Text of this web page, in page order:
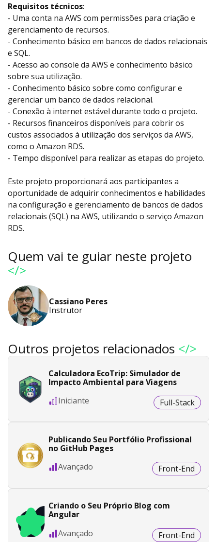
Requisitos técnicos:
- Uma conta na AWS com permissões para criação e
gerenciamento de recursos.
- Conhecimento básico em bancos de dados relacionais
e SQL.
- Acesso ao console da AWS e conhecimento básico
sobre sua utilização.
- Conhecimento básico sobre como configurar e
gerenciar um banco de dados relacional.
- Conexão à internet estável durante todo o projeto.
- Recursos financeiros disponíveis para cobrir os
custos associados à utilização dos serviços da AWS,
como o Amazon RDS.
- Tempo disponível para realizar as etapas do projeto.
Este projeto proporcionará aos participantes a
oportunidade de adquirir conhecimentos e habilidades
na configuração e gerenciamento de bancos de dados
relacionais (SQL) na AWS, utilizando o serviço Amazon
RDS.
Quem vai te guiar neste projeto
</>
Cassiano Peres
Instrutor
Outros projetos relacionados </>
Calculadora EcoTrip: Simulador de
Impacto Ambiental para Viagens
Iniciante
Full-Stack
Publicando Seu Portfólio Profissional
no GitHub Pages
Avançado
Front-End
Criando o Seu Próprio Blog com
Angular
Avançado
Front-End